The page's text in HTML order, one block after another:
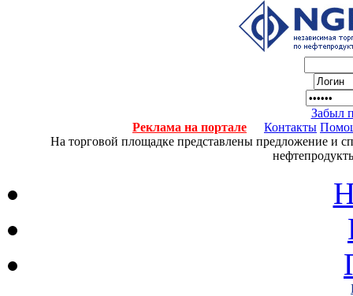
Забыл
Реклама на портале
Контакты
На торговой площадке представлены предложение и